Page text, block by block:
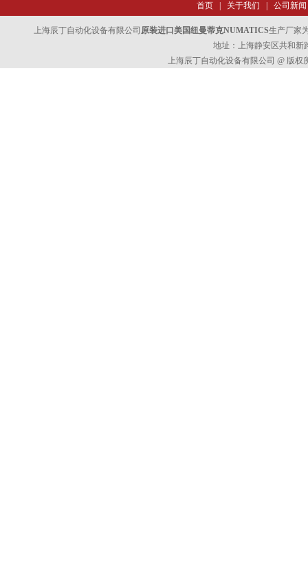
首页| 关于我们 公司新闻
上海辰丁自动化设备有限公司 原装进口美国纽曼蒂克NUMATICS生产厂家
地址：上海静安区共和新
上海辰丁自动化设备有限公司 @ 版权